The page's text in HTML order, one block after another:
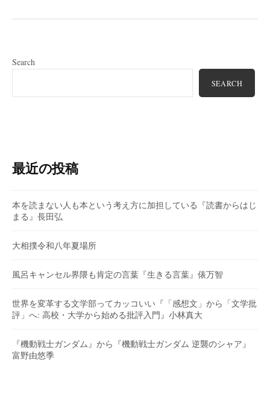
Search
SEARCH
最近の投稿
本を読まない人も本という考え方に加担している『読書からはじ
まる』長田弘
大相撲令和八年夏場所
風呂キャンセル界隈も肯定の言葉『生きる言葉』俵万智
世界を変革する文学部ってカッコいい『「感想文」から「文学批
評」へ: 高校・大学から始める批評入門』小林真大
『機動戦士ガンダム』から『機動戦士ガンダム 逆襲のシャア』
富野由悠季